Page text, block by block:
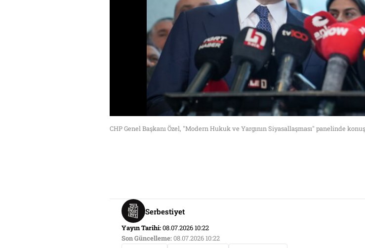
CHP Genel Başkanı Özel, "Modern Hukuk ve Yargının Siyasallaşması" panelinde
Serbestiyet
Yayın Tarihi:08.07.2026 10:22
Son Güncelleme:08.07.2026 10:22